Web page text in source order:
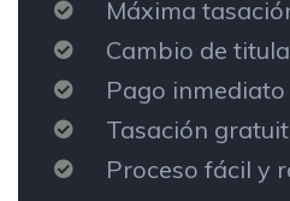
Máxima
Cambio de
Pago inmediato
Tasación
Proceso fácil y